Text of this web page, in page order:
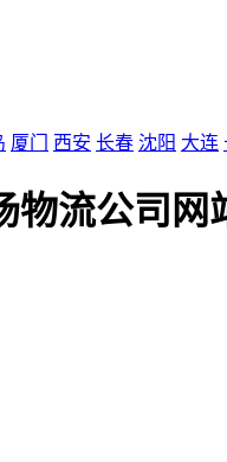
厦门 西安 长春 沈阳 大连
流公司